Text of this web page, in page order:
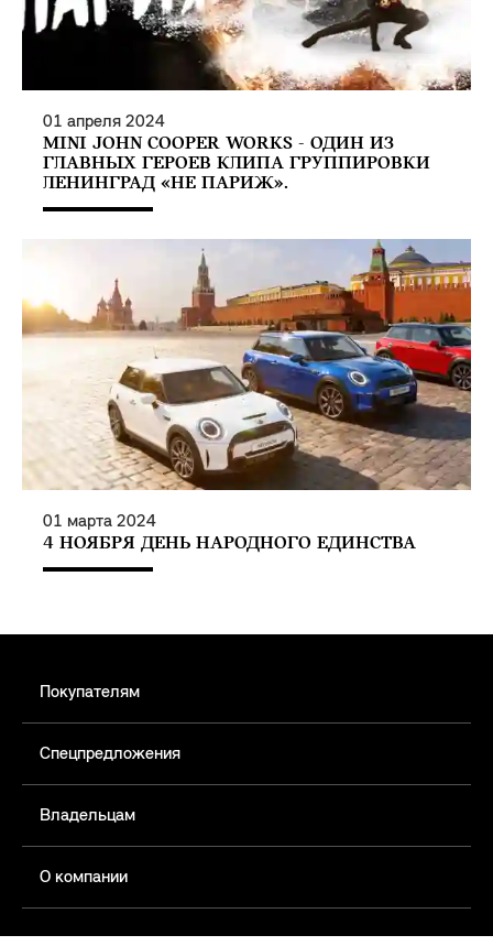
01 апреля 2024
MINI JOHN COOPER WORKS - ОДИН ИЗ
ГЛАВНЫХ ГЕРОЕВ КЛИПА ГРУППИРОВКИ
ЛЕНИНГРАД «НЕ ПАРИЖ».
01 марта 2024
4 НОЯБРЯ ДЕНЬ НАРОДНОГО ЕДИНСТВА
Покупателям
Спецпредложения
Владельцам
О компании